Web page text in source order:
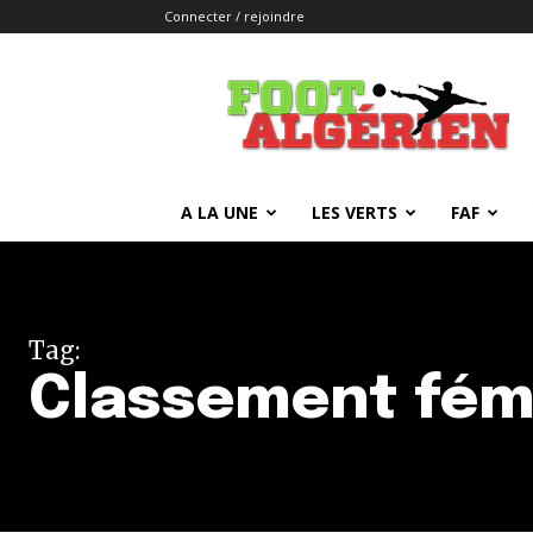
Connecter / rejoindre
FOOTALGERIEN
A LA UNE LES VERTS FAF
Tag:
Classement